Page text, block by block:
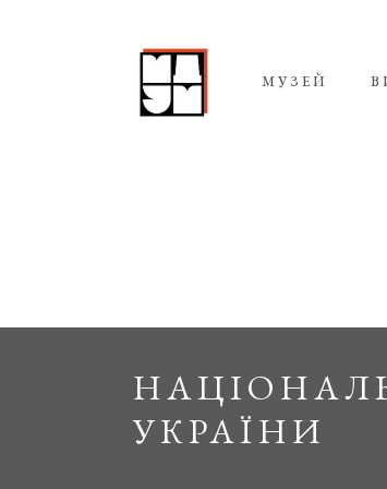
МУЗЕЙ
УКРАЇНИ